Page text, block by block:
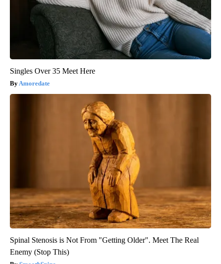
Singles Over 35 Meet Here
Amoredate
Spinal Stenosis is Not From "Getting Older". Meet The Real
Enemy (Stop This)